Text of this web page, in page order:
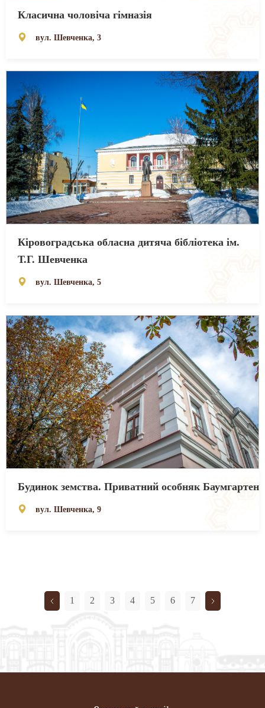
Класична чоловіча гімназія
вул. Шевченка, 3
Кіровоградська обласна дитяча бібліотека ім.
Т.Г. Шевченка
вул. Шевченка, 5
Будинок земства. Приватний особняк Баумгартен
вул. Шевченка, 9
1 2 3 4 5 6 7